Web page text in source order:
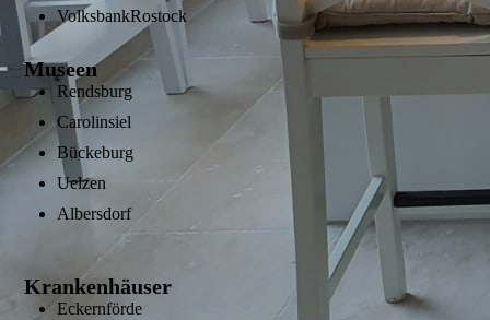
VolksbankRostock
Museen
Rendsburg
Carolinsiel
Bückeburg
Uelzen
Albersdorf
Krankenhäuser
Eckernförde